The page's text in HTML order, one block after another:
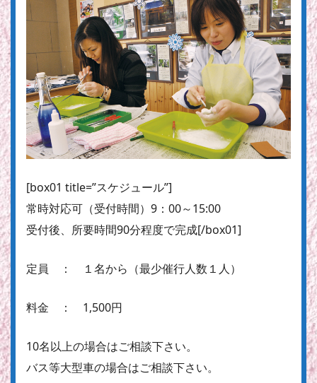
[box01 title=”スケジュール”]
常時対応可 （受付時間）9：00～15:00
受付後、所要時間90分程度で完成[/box01]
定員 ： １名から（最少催行人数１人）
料金 ： 1,500円
10名以上の場合はご相談下さい。
バス等大型車の場合はご相談下さい。